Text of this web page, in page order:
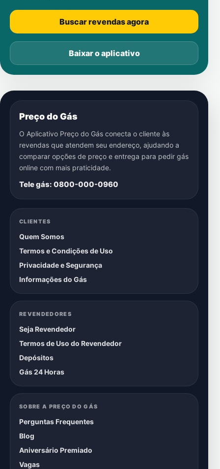
Buscar revendas agora
Baixar o aplicativo
Preço do Gás
O Aplicativo Preço do Gás conecta o cliente às
revendas que atendem seu endereço, ajudando a
comparar opções de preço e entrega para pedir gás
online com mais praticidade.
Tele gás: 0800-000-0960
CLIENTES
Quem Somos
Termos e Condições de Uso
Privacidade e Segurança
Informações do Gás
REVENDEDORES
Seja Revendedor
Termos de Uso do Revendedor
Depósitos
Gás 24 Horas
SOBRE A PREÇO DO GÁS
Perguntas Frequentes
Blog
Aniversário Premiado
Vagas